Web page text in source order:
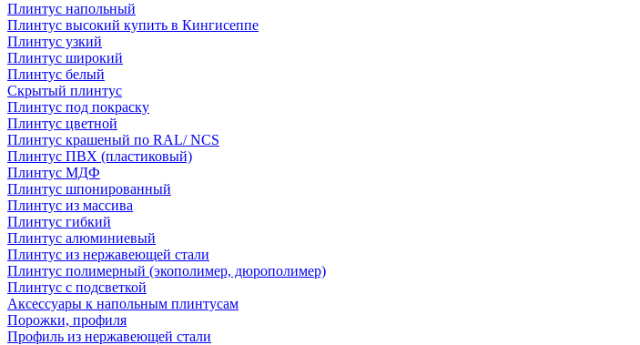
Плинтус напольный
Плинтус высокий купить в Кингисеппе
Плинтус узкий
Плинтус широкий
Плинтус белый
Скрытый плинтус
Плинтус под покраску
Плинтус цветной
Плинтус крашеный по RAL/ NCS
Плинтус ПВХ (пластиковый)
Плинтус МДФ
Плинтус шпонированный
Плинтус из массива
Плинтус гибкий
Плинтус алюминиевый
Плинтус из нержавеющей стали
Плинтус полимерный (экополимер, дюрополимер)
Плинтус с подсветкой
Аксессуары к напольным плинтусам
Порожки, профиля
Профиль из нержавеющей стали